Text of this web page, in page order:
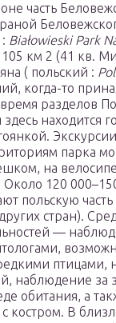
часть
Białowieski Park
км 2 (41 кв.
( польский :
когда-то
разделов
находится
парка
на
120
польскую часть
стран).
—
птицами,
наблюдение за
обитания, а
с костром. В